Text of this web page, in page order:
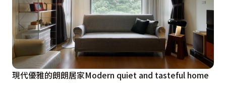
現代優雅的朗朗居家Modern quiet and tasteful home